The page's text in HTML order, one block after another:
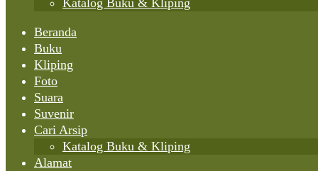
Katalog Buku & Kliping
Beranda
Buku
Kliping
Foto
Suara
Suvenir
Cari Arsip
Katalog Buku & Kliping
Alamat